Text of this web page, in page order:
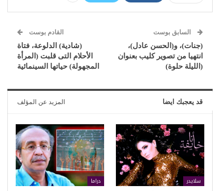
السابق بوست
(جنات)، و(الحسن عادل)،
انتهيا من تصوير كليب بعنوان
(الليلة حلوة)
القادم بوست
(شادية) الدلوعة، فتاة
الأحلام التى قلبت (المرأة
المجهولة) حياتها السينمائية
قد يعجبك ايضا المزيد عن المؤلف
سلايدر دراما